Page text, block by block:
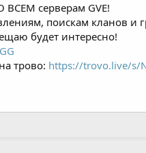
серверам GVE!
поискам кланов и
будет интересно!
трово: https://trovo.live/s/